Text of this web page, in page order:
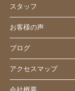
スタッフ
お客様の声
ブログ
アクセスマップ